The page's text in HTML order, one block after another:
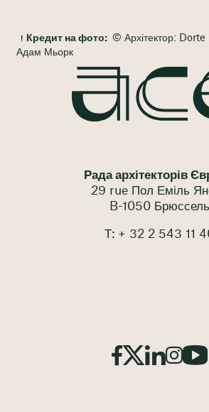
Кредит на фото: © Архітектор:
Адам Мьорк
Рада архітекторів
29 rue Пол Еміль
B-1050 Брюссель
Т: + 32 2 543 11